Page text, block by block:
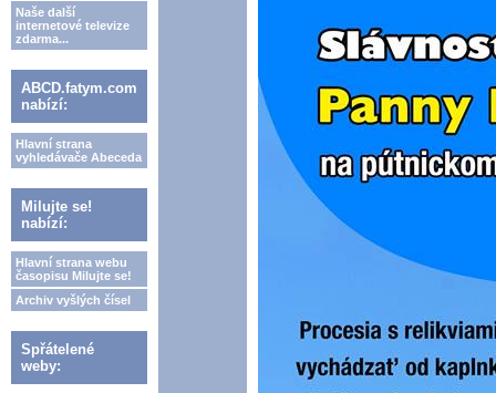
Naše další
internetové televize
zdarma...
ABCD.fatym.com
nabízí:
Hlavní strana
vyhledávače Abeceda
Milujte se!
nabízí:
Hlavní strana webu
časopisu Milujte se!
Archiv vyšlých čísel
Spřátelené
weby: